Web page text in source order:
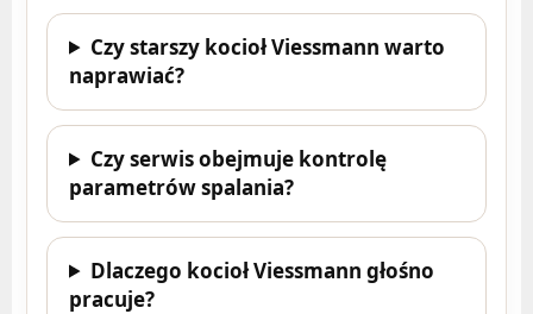
Czy starszy kocioł Viessmann warto
naprawiać?
Czy serwis obejmuje kontrolę
parametrów spalania?
Dlaczego kocioł Viessmann głośno
pracuje?